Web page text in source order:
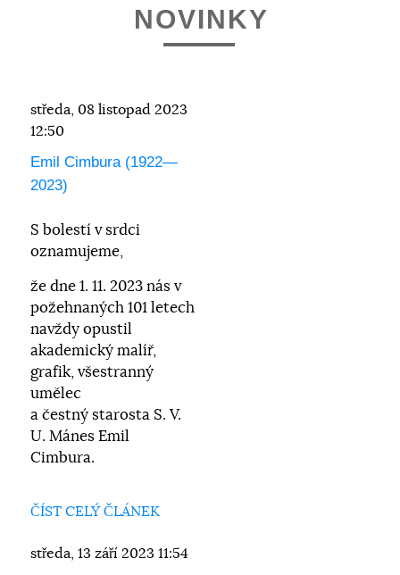
NOVINKY
středa, 08 listopad 2023
12:50
Emil Cimbura (1922—
2023)
S bolestí v srdci
oznamujeme,
že dne 1. 11. 2023 nás v
požehnaných 101 letech
navždy opustil
akademický malíř,
grafik, všestranný
umělec
a čestný starosta S. V.
U. Mánes Emil
Cimbura.
ČÍST CELÝ ČLÁNEK
středa, 13 září 2023 11:54